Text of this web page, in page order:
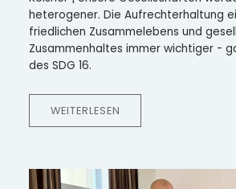
heterogener. Die Aufrechterhaltung
friedlichen Zusammelebens und
Zusammenhaltes immer wichtiger -
des SDG 16.
WEITERLESEN